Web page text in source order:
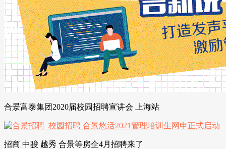
合景富泰集团2020届校园招聘宣讲会 上海站
招商 中骏 越秀 合景等房企4月招聘来了